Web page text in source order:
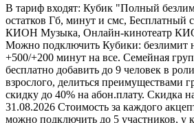
В тариф входят: Кубик "Полный
остатков Гб, минут и смс,
КИОН Музыка, Онлайн-кинотеатр
Можно подключить Кубики: безлимит
+500/+200 минут на все. Семейная
бесплатно добавить до 9 человек в
взрослого, делиться преимуществами
скидку до 40% на абон.плату. Скидка
31.08.2026 Стоимость за каждого
можно подключить до 5 участников, у